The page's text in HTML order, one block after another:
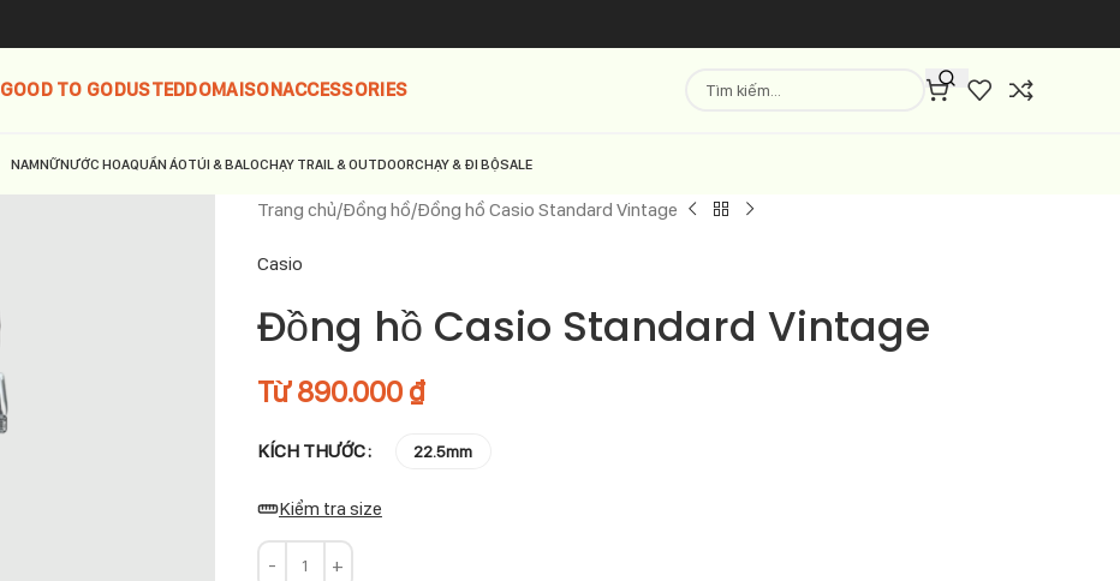
GOOD TO GODUSTEDDOMAISONACCESSORIES
NAMNỮNƯỚC HOAQUẦN ÁOTÚI & BALOCHẠY TRAIL & OUTDOORCHẠY & ĐI BỘSALE
Trang chủ Đồng hồ Đồng hồ Casio Standard Vintage
Casio
Đồng hồ Casio Standard Vintage
Từ890.000 ₫
KÍCH THƯỚC 22.5mm
Kiểm tra size